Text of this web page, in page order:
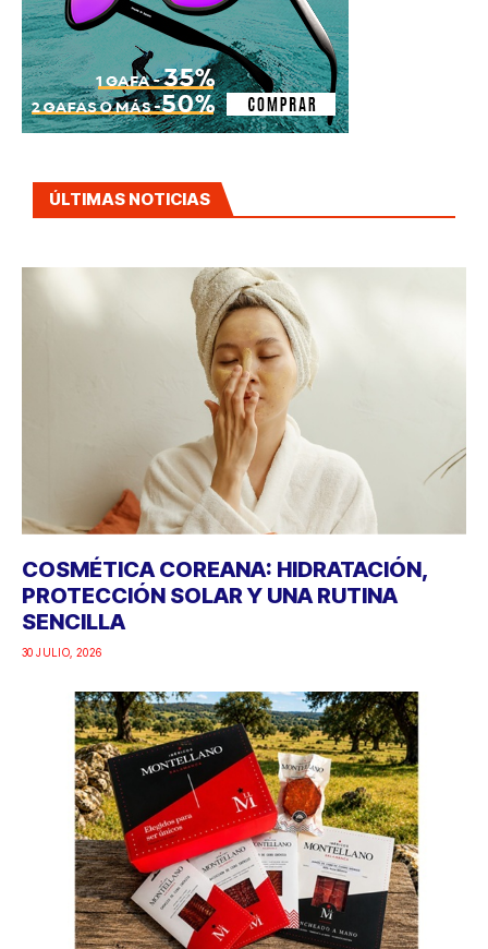
ÚLTIMAS NOTICIAS
COSMÉTICA COREANA: HIDRATACIÓN,
PROTECCIÓN SOLAR Y UNA RUTINA
SENCILLA
30 JULIO, 2026